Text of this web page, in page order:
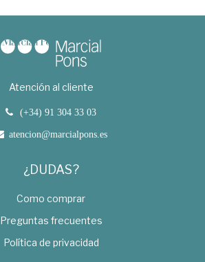
Atención al cliente
(+34) 91 304 33 03
atencion@marcialpons.es
¿DUDAS?
Como comprar
Preguntas frecuentes
Política de privacidad